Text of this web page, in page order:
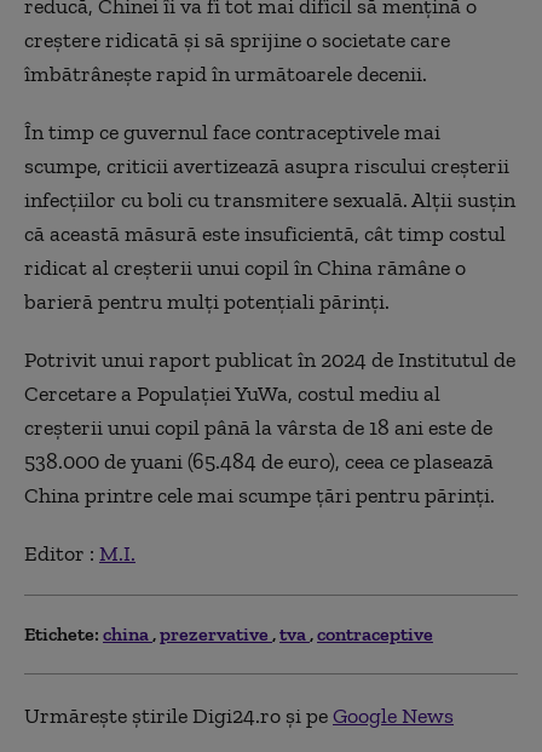
reducă, Chinei îi va fi tot mai dificil să menţină o
creştere ridicată şi să sprijine o societate care
îmbătrâneşte rapid în următoarele decenii.
În timp ce guvernul face contraceptivele mai
scumpe, criticii avertizează asupra riscului creşterii
infecţiilor cu boli cu transmitere sexuală. Alţii susţin
că această măsură este insuficientă, cât timp costul
ridicat al creşterii unui copil în China rămâne o
barieră pentru mulţi potenţiali părinţi.
Potrivit unui raport publicat în 2024 de Institutul de
Cercetare a Populaţiei YuWa, costul mediu al
creşterii unui copil până la vârsta de 18 ani este de
538.000 de yuani (65.484 de euro), ceea ce plasează
China printre cele mai scumpe ţări pentru părinţi.
Editor : M.I.
Etichete: china prezervative tva contraceptive
Urmărește știrile Digi24.ro și peGoogle News